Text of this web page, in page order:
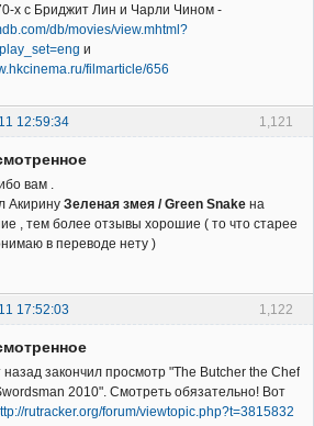
х с Бриджит Лин и Чарли Чином -
db/movies/view.mhtml?
и
filmarticle/656
1,121
12:59:34
вам .
Акирину Зеленая змея / Green Snake на
, тем более отзывы хорошие ( то что старее
в переводе нету )
1,122
17:52:03
назад закончил просмотр "The Butcher the Chef
2010". Смотреть обязательно! Вот
rutracker.org/forum/viewtopic.php?t=3815832